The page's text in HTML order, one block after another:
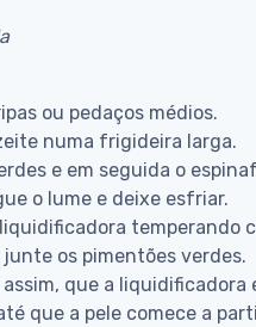
ou pedaços médios.
numa frigideira larga.
e em seguida o
o lume e deixe esfriar.
temperando
os pimentões verdes.
que a liquidificadora
que a pele comece a